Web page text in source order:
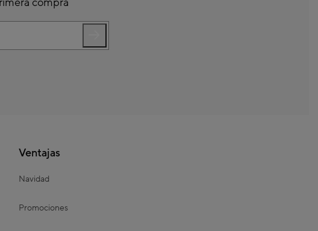
Ventajas
Navidad
Promociones